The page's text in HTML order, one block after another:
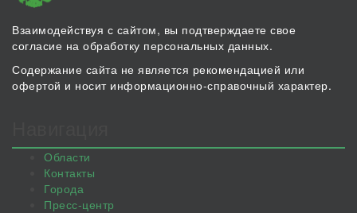
Взаимодействуя с сайтом, вы подтверждаете свое
согласие на обработку персональных данных.
Содержание сайта не является рекомендацией или
офертой и носит информационно-справочный характер.
Области
Контакты
Города
Пресс-центр